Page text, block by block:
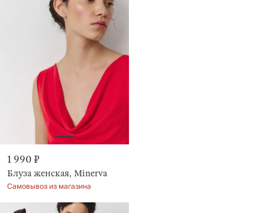
1 990 ₽
Блуза женская, Minerva
Самовывоз из магазина